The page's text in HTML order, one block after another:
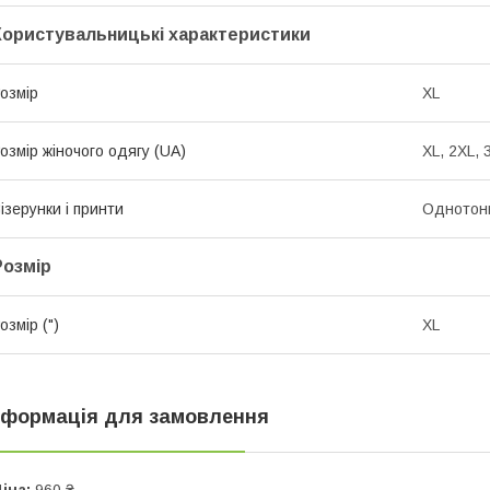
характеристики
XL
жіночого одягу (UA) XL, 2XL,
і принти
(") XL
для замовлення